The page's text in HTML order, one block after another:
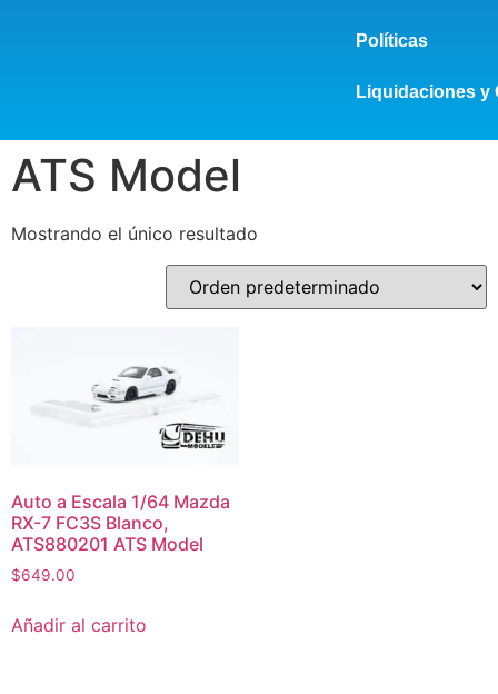
Políticas
Liquidaciones y
ATS Model
Mostrando el único resultado
Auto a Escala 1/64 Mazda
RX-7 FC3S Blanco,
ATS880201 ATS Model
$649.00
Añadir al carrito